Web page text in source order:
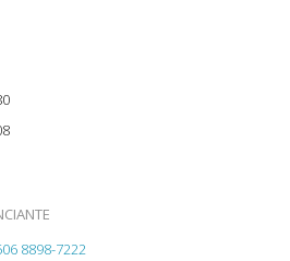
8898-7222